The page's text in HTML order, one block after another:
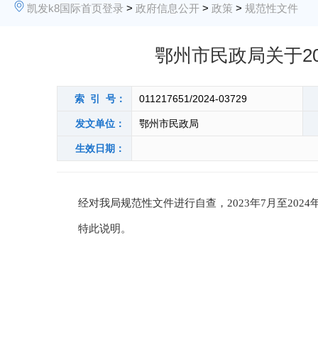
凯发k8国际首页登录 > 政府信息公开 > 政策 > 规范性文件
鄂州市民政局关于
索 引 号： 011217651/2024-03729
发文单位： 鄂州市民政局
生效日期：
经对我局规范性文件进行自查，2023年7月至2024
特此说明。